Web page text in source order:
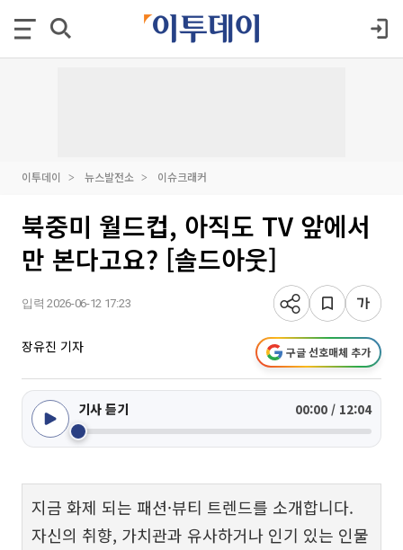
이투데이 뉴스발전소 이슈크래커
북중미 월드컵, 아직도 TV 앞에서
만 본다고요? [솔드아웃]
입력 2026-06-12 17:23
장유진 기자 구글 선호매체 추가
기사 듣기 00:00 / 12:04
지금 화제 되는 패션·뷰티 트렌드를 소개합니다.
자신의 취향, 가치관과 유사하거나 인기 있는 인물